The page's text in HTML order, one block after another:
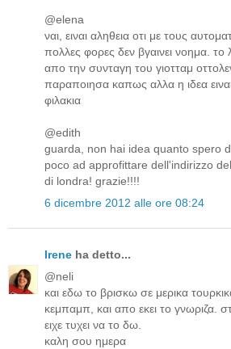
@elena
ναι, ειναι αληθεια οτι με τους
πολλες φορες δεν βγαινει νοημα.
απο την συνταγη του γιοτταμ
παραποιησα καπως αλλα η ιδεα
φιλακια
@edith
guarda, non hai idea quanto spero
poco ad approfittare dell'indirizzo
di londra! grazie!!!!
6 dicembre 2012 alle ore 08:24
Irene ha detto...
@neli
και εδω το βρισκω σε μερικα
κεμπαμπ, και απο εκει το γνωριζα.
ειχε τυχει να το δω.
καλη σου ημερα